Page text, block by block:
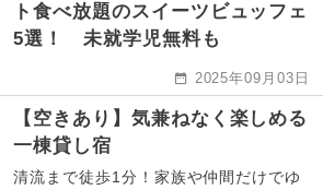
ト食べ放題のスイーツビュッフェ
5選！ 未就学児無料も
2025年09月03日
【空きあり】気兼ねなく楽しめる
一棟貸し宿
清流まで徒歩1分！家族や仲間だけでゆ